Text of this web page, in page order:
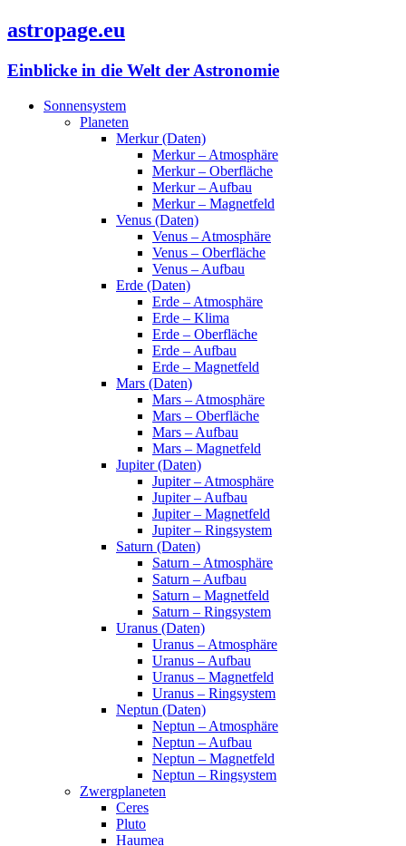
astropage.eu
Einblicke in die Welt der Astronomie
Sonnensystem
Planeten
Merkur (Daten)
Merkur – Atmosphäre
Merkur – Oberfläche
Merkur – Aufbau
Merkur – Magnetfeld
Venus (Daten)
Venus – Atmosphäre
Venus – Oberfläche
Venus – Aufbau
Erde (Daten)
Erde – Atmosphäre
Erde – Klima
Erde – Oberfläche
Erde – Aufbau
Erde – Magnetfeld
Mars (Daten)
Mars – Atmosphäre
Mars – Oberfläche
Mars – Aufbau
Mars – Magnetfeld
Jupiter (Daten)
Jupiter – Atmosphäre
Jupiter – Aufbau
Jupiter – Magnetfeld
Jupiter – Ringsystem
Saturn (Daten)
Saturn – Atmosphäre
Saturn – Aufbau
Saturn – Magnetfeld
Saturn – Ringsystem
Uranus (Daten)
Uranus – Atmosphäre
Uranus – Aufbau
Uranus – Magnetfeld
Uranus – Ringsystem
Neptun (Daten)
Neptun – Atmosphäre
Neptun – Aufbau
Neptun – Magnetfeld
Neptun – Ringsystem
Zwergplaneten
Ceres
Pluto
Haumea